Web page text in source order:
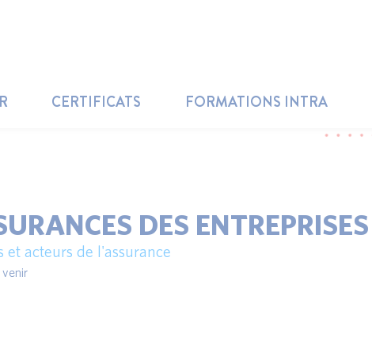
CERTIFICATS FORMATIONS INTRA
DES ENTREPRISES
et acteurs de l'assurance